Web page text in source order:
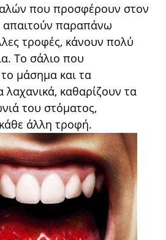
που προσφέρουν στον
απαιτούν παραπάνω
τροφές, κάνουν πολύ
Το σάλιο που
το μάσημα και τα
λαχανικά, καθαρίζουν τα
του στόματος,
άλλη τροφή.